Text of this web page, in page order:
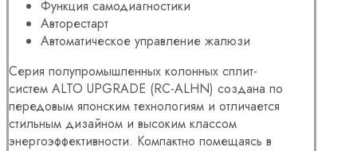
Функция самодиагностики
Авторестарт
Автоматическое управление жалюзи
Серия полупромышленных колонных сплит-
систем ALTO UPGRADE (RC-ALHN) создана по
передовым японским технологиям и отличается
стильным дизайном и высоким классом
энергоэффективности. Компактно помещаясь в